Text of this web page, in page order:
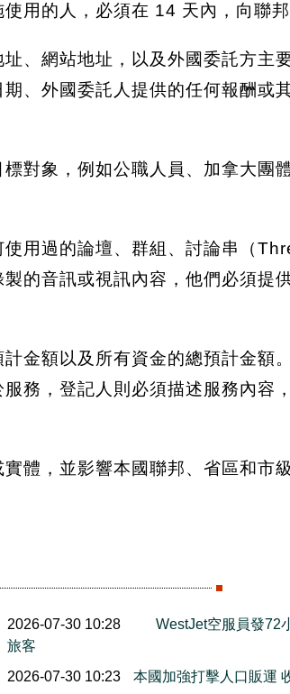
用的人，必須在 14 天內，向聯邦
、網站地址，以及外國委託方主
、外國委託人提供的任何報酬或
對象，例如公職人員、加拿大團
用過的論壇、群組、討論串（
的音訊或視訊內容，他們必須提
金額以及所有資金的總預計金額
務，登記人則必須描述服務內容
體，並影響本國聯邦、省區和市
2026-07-30 10:28
WestJet空服員發72
旅客
2026-07-30 10:23
本國加強打擊人口販運